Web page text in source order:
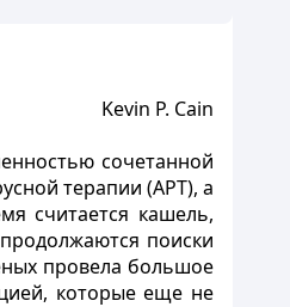
Kevin P. Cain
сочетанной
терапии (АРТ), а
считается кашель,
поиски
провела большое
которые еще не